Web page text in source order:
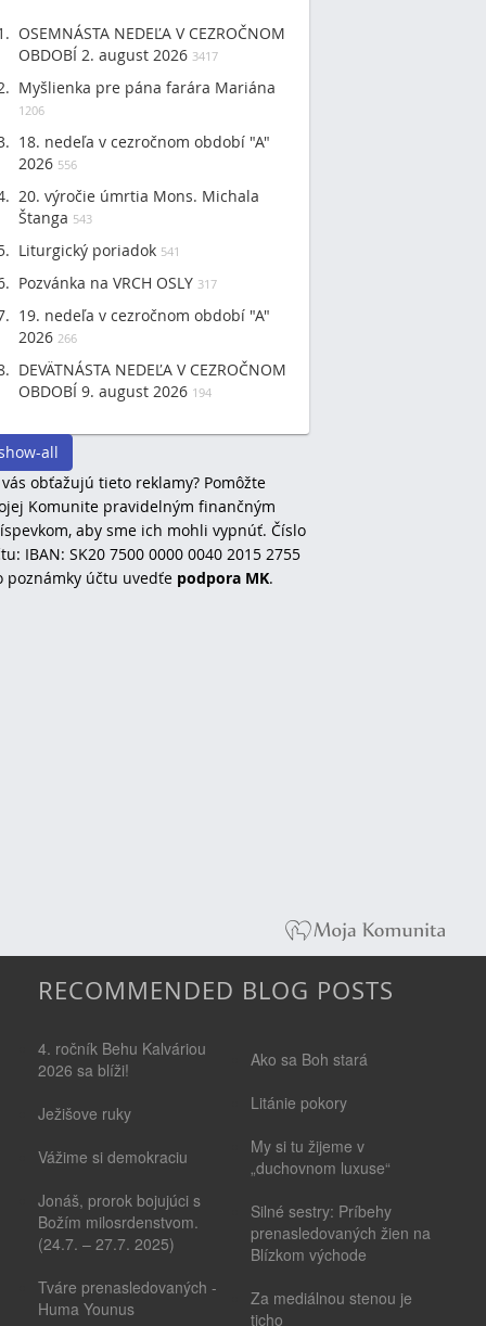
OSEMNÁSTA NEDEĽA V CEZROČNOM
OBDOBÍ 2. august 2026 3417
Myšlienka pre pána farára Mariána
1206
18. nedeľa v cezročnom období "A"
2026 556
20. výročie úmrtia Mons. Michala
Štanga 543
Liturgický poriadok 541
Pozvánka na VRCH OSLY 317
19. nedeľa v cezročnom období "A"
2026 266
DEVÄTNÁSTA NEDEĽA V CEZROČNOM
OBDOBÍ 9. august 2026 194
all
obťažujú tieto reklamy? Pomôžte
Komunite pravidelným finančným
aby sme ich mohli vypnúť. Číslo
IBAN: SK20 7500 0000 0040 2015 2755
poznámky účtu uvedťe podpora MK.
RECOMMENDED BLOG POSTS
4. ročník Behu Kalváriou
2026 sa blíži!
Ježišove ruky
Vážime si demokraciu
Jonáš, prorok bojujúci s
Božím milosrdenstvom.
(24.7. – 27.7. 2025)
Tváre prenasledovaných -
Huma Younus
Ako sa Boh stará
Litánie pokory
My si tu žijeme v
„duchovnom luxuse“
Silné sestry: Príbehy
prenasledovaných žien na
Blízkom východe
Za mediálnou stenou je
ticho